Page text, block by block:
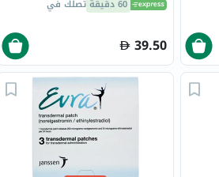
60 دقيقة تصلك في
39.50